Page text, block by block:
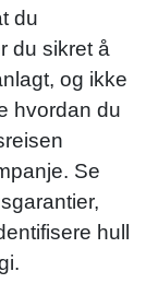
du
du sikret å
og ikke
hvordan du
Se
hull